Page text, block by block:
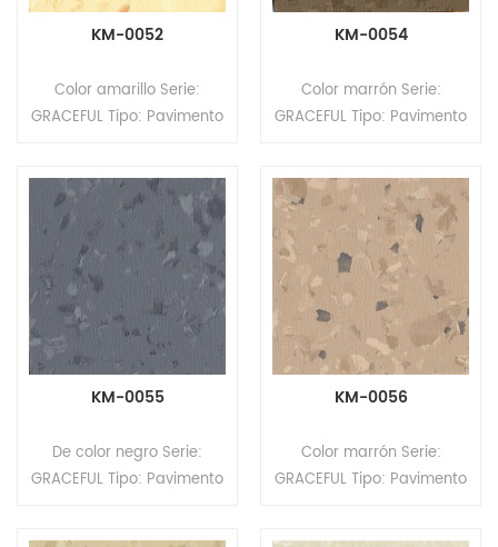
KM-0052
Color amarillo Serie:
GRACEFUL Tipo: Pavimento
2,0 mm (espesor) x 2,0 m
(ancho) x 20 m (largo).
Superficie: revestimiento
PUR
KM-0054
Color marrón Serie:
GRACEFUL Tipo: Pavimento
2,0 mm (espesor) x 2,0 m
(ancho) x 20 m (largo).
Superficie: revestimiento
PUR
KM-0055
De color negro Serie:
GRACEFUL Tipo: Pavimento
KM-0056
Color marrón Serie:
GRACEFUL Tipo: Pavimento